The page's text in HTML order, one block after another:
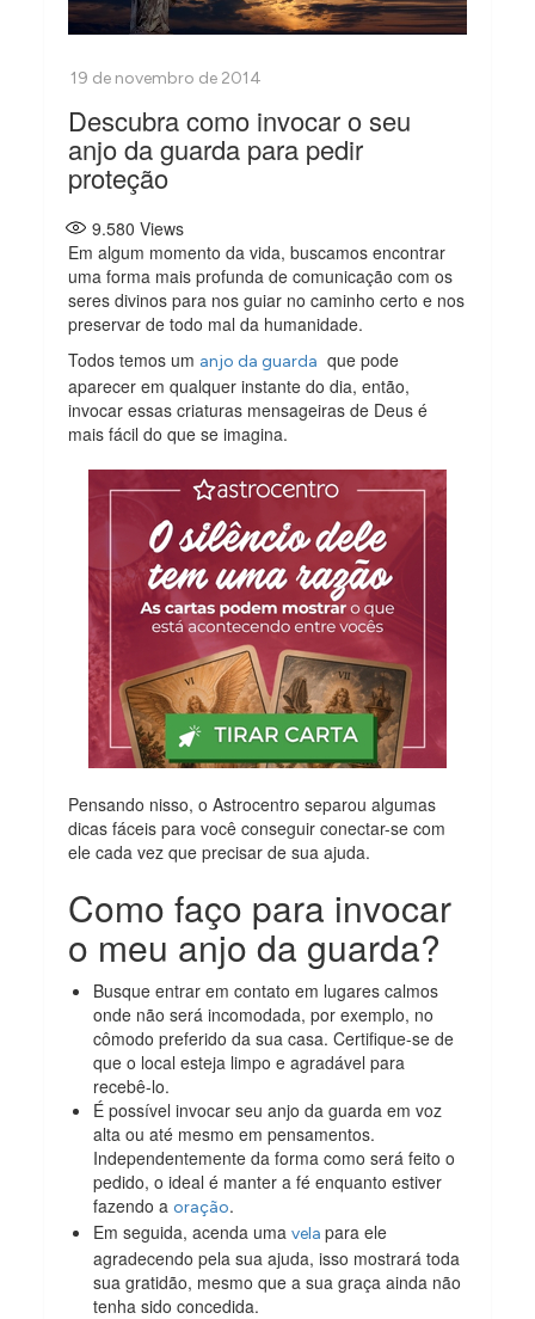
Descubra como invocar o seu
anjo da guarda para pedir
proteção
9.580 Views
Em algum momento da vida, buscamos encontrar
uma forma mais profunda de comunicação com os
seres divinos para nos guiar no caminho certo e nos
preservar de todo mal da humanidade.
Todos temos um anjo da guarda que pode
aparecer em qualquer instante do dia, então,
invocar essas criaturas mensageiras de Deus é
mais fácil do que se imagina.
Pensando nisso, o Astrocentro separou algumas
dicas fáceis para você conseguir conectar-se com
ele cada vez que precisar de sua ajuda.
Como faço para invocar
o meu anjo da guarda?
Busque entrar em contato em lugares calmos
onde não será incomodada, por exemplo, no
cômodo preferido da sua casa. Certifique-se de
que o local esteja limpo e agradável para
recebê-lo.
É possível invocar seu anjo da guarda em voz
alta ou até mesmo em pensamentos.
Independentemente da forma como será feito o
pedido, o ideal é manter a fé enquanto estiver
fazendo aoração.
Em seguida, acenda umavelapara ele
agradecendo pela sua ajuda, isso mostrará toda
sua gratidão, mesmo que a sua graça ainda não
tenha sido concedida.